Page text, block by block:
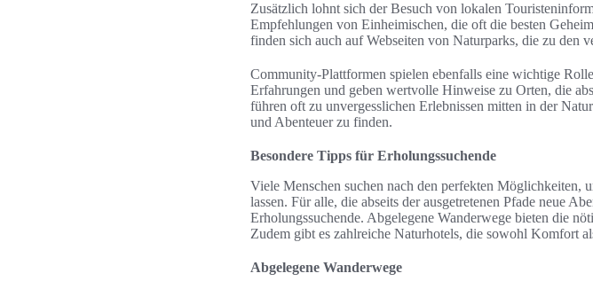
Zusätzlich lohnt sich der Besuch von lokalen
Empfehlungen von Einheimischen, die oft die besten
finden sich auch auf Webseiten von Naturparks, die zu den
Community-Plattformen spielen ebenfalls eine wichtige
Erfahrungen und geben wertvolle Hinweise zu Orten, die
führen oft zu unvergesslichen Erlebnissen mitten in der
und Abenteuer zu finden.
Besondere Tipps für Erholungssuchende
Viele Menschen suchen nach den perfekten Möglichkeiten,
lassen. Für alle, die abseits der ausgetretenen Pfade neue
Erholungssuchende. Abgelegene Wanderwege bieten die
Zudem gibt es zahlreiche Naturhotels, die sowohl Komfort
Abgelegene Wanderwege